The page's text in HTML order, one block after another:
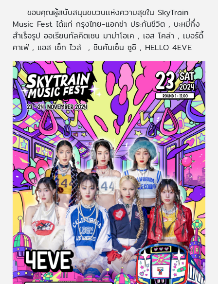
ขอบคุณผู้สนับสนุนขบวนเเห่งความสุขใน SkyTrain
Music Fest ได้แก่ กรุงไทย-แอกซ่า ประกันชีวิต , บะหมี่กึ่ง
สำเร็จรูป ออเรียนทัลคิตเชน มาม่าโอเค , เอส โคล่า , เบอร์ดี้
คาเฟ่ , แอส เซ็ท ไวส์ , ชินคันเซ็น ซูชิ , HELLO 4EVE